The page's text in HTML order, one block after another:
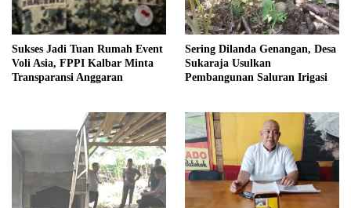
Sukses Jadi Tuan Rumah Event
Voli Asia, FPPI Kalbar Minta
Transparansi Anggaran
Sering Dilanda Genangan, Desa
Sukaraja Usulkan
Pembangunan Saluran Irigasi